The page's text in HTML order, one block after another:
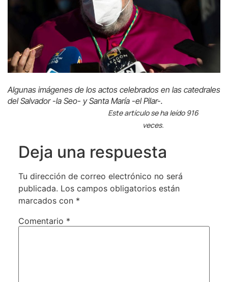
Algunas imágenes de los actos celebrados en las catedrales
del Salvador -la Seo- y Santa María -el Pilar-.
Este artículo se ha leído 916
veces.
Deja una respuesta
Tu dirección de correo electrónico no será
publicada. Los campos obligatorios están
marcados con *
Comentario *